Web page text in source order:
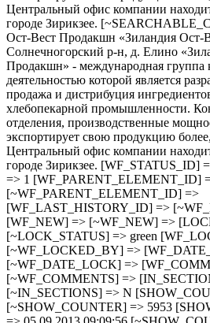
Центральный офис компании
городе Зирикзее.
Ост-Вест Продакшн «Зиландия
Солнечногорский р-н, д. Елино
Продакшн» - международная группа
деятельностью которой является
продажа и дистрибуция
хлебопекарной промышленности.
отделения, производственные
экспортирует свою продукцию
Центральный офис компании
городе Зирикзее. [WF_STATUS_ID]
=> 1 [WF_PARENT_ELEMENT_ID]
[~WF_PARENT_ELEMENT_ID] =>
[WF_LAST_HISTORY_ID] =>
[WF_NEW] => [~WF_NEW] =>
[~LOCK_STATUS] => green
[~WF_LOCKED_BY] =>
[~WF_DATE_LOCK] =>
[~WF_COMMENTS] =>
[~IN_SECTIONS] => N
[~SHOW_COUNTER] => 5953